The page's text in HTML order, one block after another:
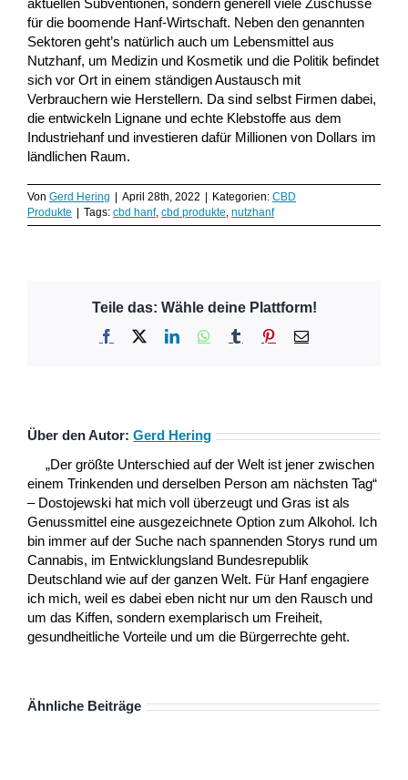
aktuellen Subventionen, sondern generell viele Zuschüsse
für die boomende Hanf-Wirtschaft. Neben den genannten
Sektoren geht’s natürlich auch um Lebensmittel aus
Nutzhanf, um Medizin und Kosmetik und die Politik befindet
sich vor Ort in einem ständigen Austausch mit
Verbrauchern wie Herstellern. Da sind selbst Firmen dabei,
die entwickeln Lignane und echte Klebstoffe aus dem
Industriehanf und investieren dafür Millionen von Dollars im
ländlichen Raum.
Von Gerd Hering April 28th, 2022 Kategorien: CBD
Produkte
Tags: cbd hanf, cbd produkte, nutzhanf
Teile das: Wähle deine Plattform!
Facebook LinkedInWhatsApp
Tumblr Pinterest
E-
Über den Autor: Gerd Hering
„Der größte Unterschied auf der Welt ist jener zwischen
einem Trinkenden und derselben Person am nächsten Tag“
– Dostojewski hat mich voll überzeugt und Gras ist als
Genussmittel eine ausgezeichnete Option zum Alkohol. Ich
bin immer auf der Suche nach spannenden Storys rund um
Cannabis, im Entwicklungsland Bundesrepublik
Deutschland wie auf der ganzen Welt. Für Hanf engagiere
ich mich, weil es dabei eben nicht nur um den Rausch und
um das Kiffen, sondern exemplarisch um Freiheit,
gesundheitliche Vorteile und um die Bürgerrechte geht.
Ähnliche Beiträge